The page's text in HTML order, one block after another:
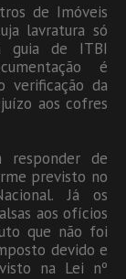
de Imóveis
lavratura só
guia de ITBI
é
verificação da
aos cofres
responder de
previsto no
Já os
aos ofícios
que não foi
devido e
na Lei nº